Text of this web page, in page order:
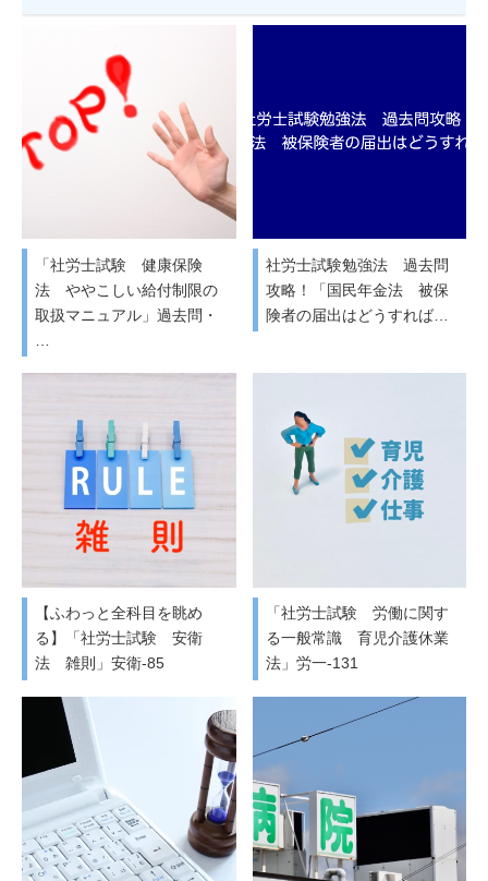
「社労士試験 健康保険
法 ややこしい給付制限の
取扱マニュアル」過去問・
社労士試験勉強法 過去問
攻略！「国民年金法 被保
険者の届出はどうすれば…
【ふわっと全科目を眺め
る】「社労士試験 安衛
法 雑則」安衛-85
「社労士試験 労働に関す
る一般常識 育児介護休業
法」労一-131